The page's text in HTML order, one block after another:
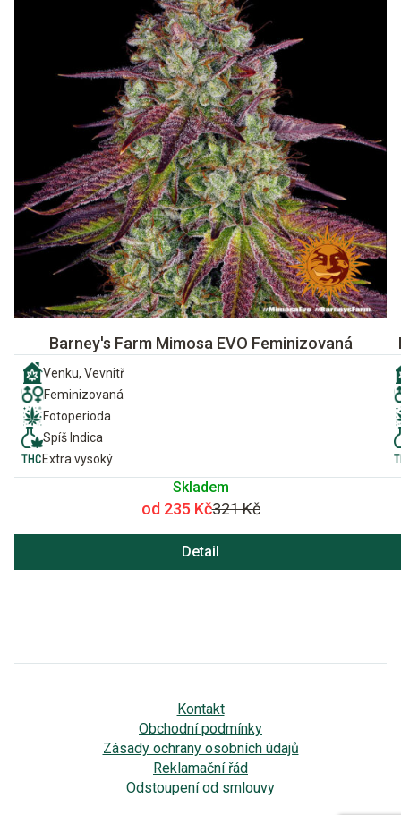
Barney's Farm Mimosa EVO Feminizovaná
Venku, Vevnitř
Feminizovaná
Fotoperioda
Spíš Indica
Extra vysoký
Skladem
od 235 Kč321 Kč
Detail
Kontakt
Obchodní podmínky
Zásady ochrany osobních údajů
Reklamační řád
Odstoupení od smlouvy